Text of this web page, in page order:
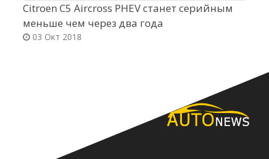
Citroen C5 Aircross PHEV станет серийным
меньше чем через два года
03 Окт 2018